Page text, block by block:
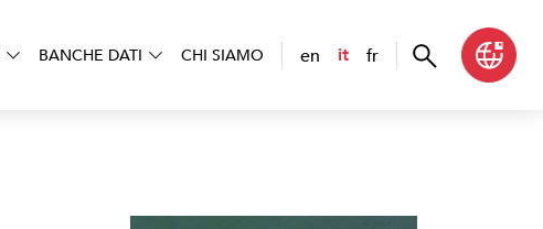
BANCHE DATI CHI SIAMO en it fr